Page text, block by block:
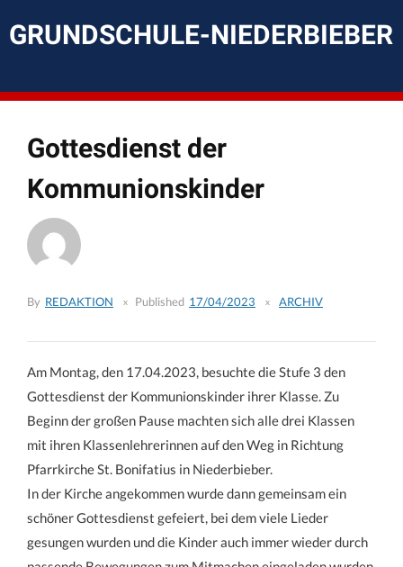
content
GRUNDSCHULE-NIEDERBIEBER
Gottesdienst der
Kommunionskinder
By REDAKTION Published 17/04/2023 ARCHIV
Am Montag, den 17.04.2023, besuchte die Stufe 3 den
Gottesdienst der Kommunionskinder ihrer Klasse. Zu
Beginn der großen Pause machten sich alle drei Klassen
mit ihren Klassenlehrerinnen auf den Weg in Richtung
Pfarrkirche St. Bonifatius in Niederbieber.
In der Kirche angekommen wurde dann gemeinsam ein
schöner Gottesdienst gefeiert, bei dem viele Lieder
gesungen wurden und die Kinder auch immer wieder durch